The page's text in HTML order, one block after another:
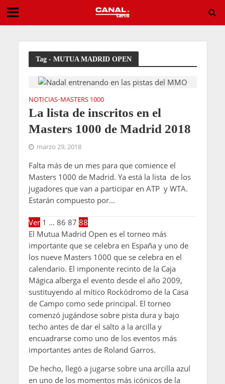
Sergio Callejón: “Mi meta para el próximo principio de año es intentar jugar la previa del Abierto de Australia”
Tag - MUTUA MADRID OPEN
NOTICIAS•MASTERS 1000
La lista de inscritos en el
Masters 1000 de Madrid 2018
marzo 29, 2018
Falta más de un mes para que comience el
Masters 1000 de Madrid. Ya está la lista de los
jugadores que van a participar en ATP y WTA.
Estarán compuesto por...
Ver 1 … 86 87 88
El Mutua Madrid Open es el torneo más
importante que se celebra en España y uno de
los nueve Masters 1000 que se celebra en el
calendario. El imponente recinto de la Caja
Mágica alberga el evento desde el año 2009,
sustituyendo al mítico Rockódromo de la Casa
de Campo como sede principal. El torneo
comenzó jugándose sobre pista dura y bajo
techo antes de dar el salto a la arcilla y
encuadrarse como uno de los eventos más
importantes antes de Roland Garros.
De hecho, llegó a jugarse sobre una arcilla azul
en uno de los momentos más icónicos de la